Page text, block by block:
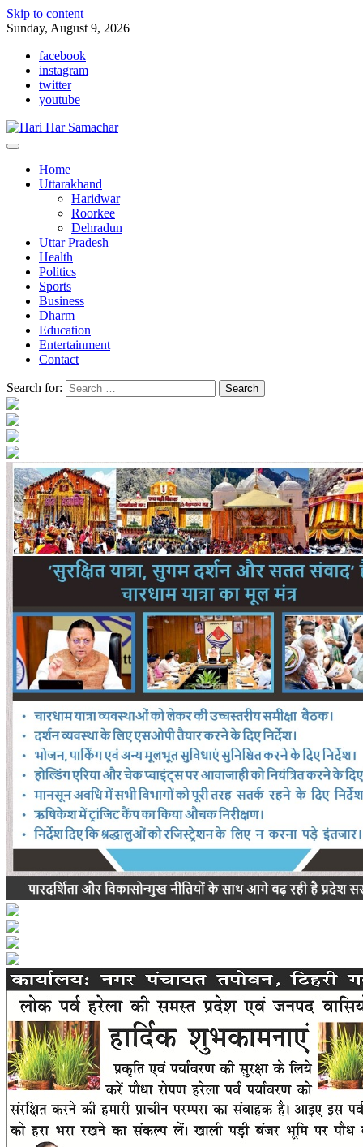
Skip to content
Sunday, August 9, 2026
facebook
instagram
twitter
youtube
Home
Uttarakhand
Haridwar
Roorkee
Dehradun
Uttar Pradesh
Health
Politics
Sports
Business
Dharm
Education
Entertainment
Contact
Search for: